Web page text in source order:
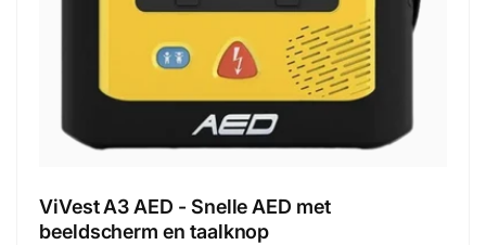
ViVest A3 AED - Snelle AED met
beeldscherm en taalknop